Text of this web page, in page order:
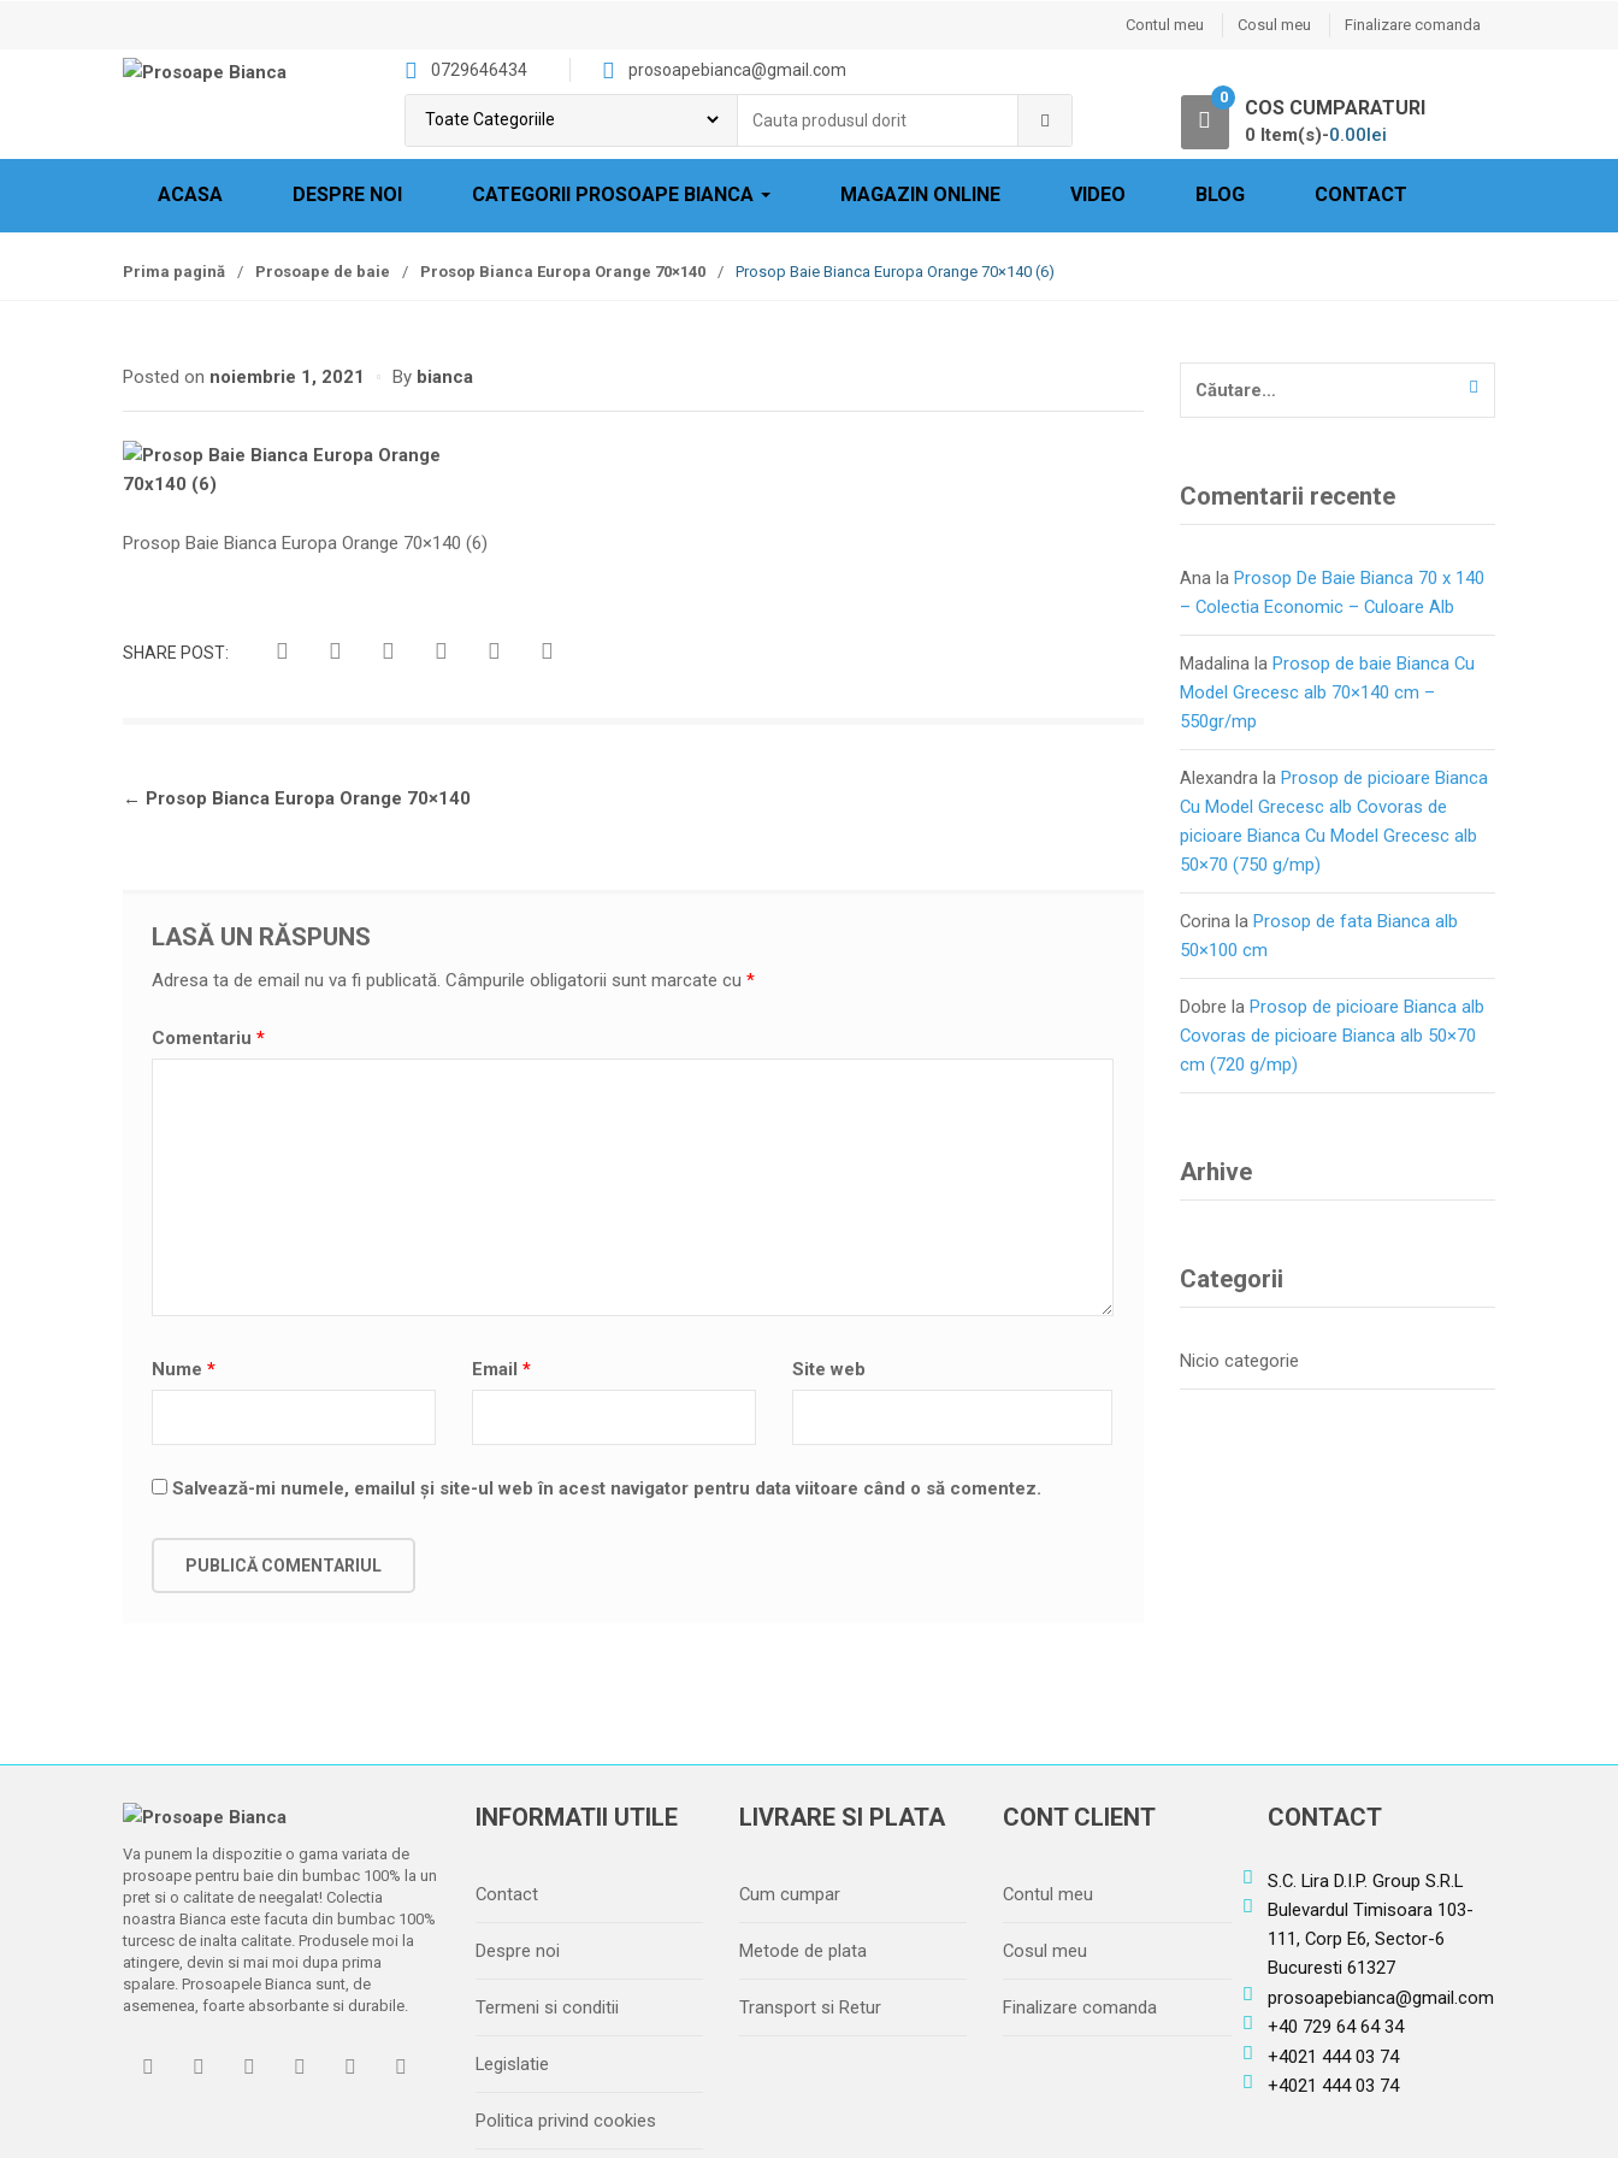
o
o
Contul meu Cosul meu Finalizare comanda
0729646434 prosoapebianca@gmail.com
produsul
dorit:
0 COS CUMPARATURI
0 Item(s)-0.00lei
ACASA DESPRE NOI CATEGORII PROSOAPE BIANCA MAGAZIN ONLINE VIDEO BLOG CONTACT
Prima pagină / Prosoape de baie / Prosop Bianca Europa Orange 70×140 / Prosop Baie Bianca Europa Orange 70×140 (6)
Posted on noiembrie 1, 2021 By bianca
Prosop Baie Bianca Europa Orange 70×140 (6)
SHARE POST:
Navigare
← Prosop Bianca Europa Orange 70×140
LASĂ UN RĂSPUNS
Adresa ta de email nu va fi publicată. Câmpurile obligatorii sunt marcate cu*
Comentariu*
Nume* Email* Site web
Salvează-mi numele, emailul și site-ul web în acest navigator pentru data viitoare când o să comentez.
Comentarii recente
Anala Prosop De Baie Bianca 70 x 140
– Colectia Economic – Culoare Alb
Madalinala Prosop de baie Bianca Cu
Model Grecesc alb 70×140 cm –
550gr/mp
Alexandrala Prosop de picioare Bianca
Cu Model Grecesc alb Covoras de
picioare Bianca Cu Model Grecesc alb
50×70 (750 g/mp)
Corinala Prosop de fata Bianca alb
50×100 cm
Dobre la Prosop de picioare Bianca alb
Covoras de picioare Bianca alb 50×70
cm (720 g/mp)
Arhive
Categorii
Nicio categorie
Va punem la dispozitie o gama variata de
prosoape pentru baie din bumbac 100% la un
pret si o calitate de neegalat! Colectia
noastra Bianca este facuta din bumbac 100%
turcesc de inalta calitate. Produsele moi la
atingere, devin si mai moi dupa prima
spalare. Prosoapele Bianca sunt, de
asemenea, foarte absorbante si durabile.
INFORMATII UTILE
Contact
Despre noi
Termeni si conditii
Legislatie
Politica privind cookies
LIVRARE SI PLATA
Cum cumpar
Metode de plata
Transport si Retur
CONT CLIENT
Contul meu
Cosul meu
Finalizare comanda
CONTACT
S.C. Lira D.I.P. Group S.R.L
Bulevardul Timisoara 103-
111, Corp E6, Sector-6
Bucuresti 61327
prosoapebianca@gmail.com
+40 729 64 64 34
+4021 444 03 74
+4021 444 03 74